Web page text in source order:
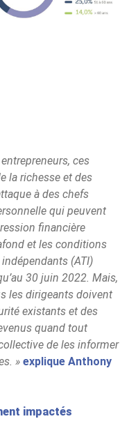
ces
la richesse et des
à des chefs
qui peuvent
financière
et les conditions
(ATI)
30 juin 2022. Mais,
les dirigeants doivent
existants et des
quand tout
de les informer
» explique Anthony
impactés